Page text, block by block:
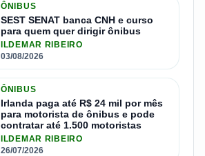
ÔNIBUS
SEST SENAT banca CNH e curso
para quem quer dirigir ônibus
ILDEMAR RIBEIRO
03/08/2026
ÔNIBUS
Irlanda paga até R$ 24 mil por mês
para motorista de ônibus e pode
contratar até 1.500 motoristas
ILDEMAR RIBEIRO
26/07/2026